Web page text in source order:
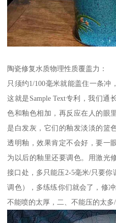
陶瓷修复水质物理性质覆盖力：
只须约1/100毫米就能盖住一条冲
这就是Sample Text专利，我们
色和釉色相加，再反应在人的眼
是白发灰，它们的釉发淡淡的篮
透明釉，效果肯定不会好，要一
为以后的釉里还要调色。用激光
接口处，多只能压2-5毫米/只要
调色），多练练你们就会了，修
不能喷的太厚，二、不能压的太